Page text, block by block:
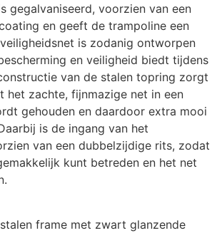
gegalvaniseerd, voorzien van een
en geeft de trampoline een
is zodanig ontworpen
en veiligheid biedt tijdens
van de stalen topring zorgt
het zachte, fijnmazige net in een
gehouden en daardoor extra mooi
is de ingang van het
van een dubbelzijdige rits, zodat
kunt betreden en het net
frame met zwart glanzende